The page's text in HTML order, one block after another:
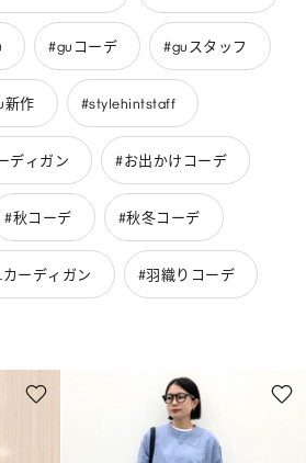
#guコーデ #guスタッフ
新作 #stylehintstaff
ディガン #お出かけコーデ
#秋コーデ #秋冬コーデ
カーディガン #羽織りコーデ